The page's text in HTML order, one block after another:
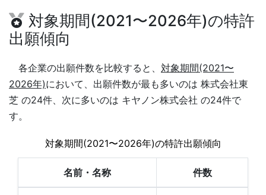
対象期間(2021〜2026年)の特許
出願傾向
各企業の出願件数を比較すると、 対象期間(2021〜
2026年)において、出願件数が最も多いのは 株式会社東
芝 の24件、次に多いのは キヤノン株式会社 の24件で
す。
対象期間(2021〜2026年)の特許出願傾向
名前・名称 件数